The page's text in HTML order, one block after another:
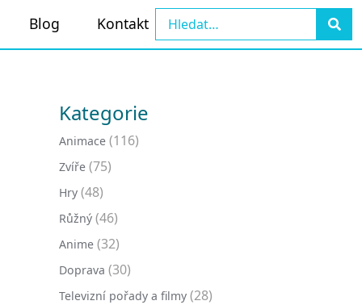
Blog Kontakt
Kategorie
Animace (116)
Zvíře (75)
Hry (48)
Růžný (46)
Anime (32)
Doprava (30)
Televizní pořady a filmy (28)